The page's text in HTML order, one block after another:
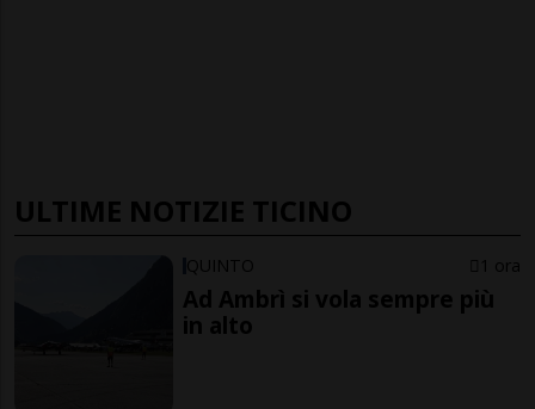
ULTIME NOTIZIE TICINO
QUINTO 1 ora
Ad Ambrì si vola sempre più
in alto